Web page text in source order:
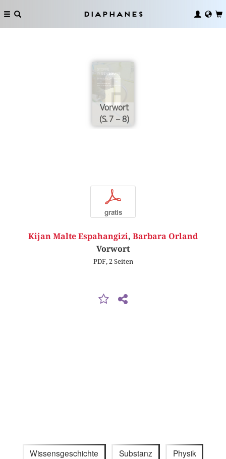
Diaphanes
Vorwort
(S. 7 – 8)
p
gratis
Kijan Malte Espahangizi, Barbara Orland
Vorwort
PDF, 2 Seiten
Wissensgeschichte Substanz Physik